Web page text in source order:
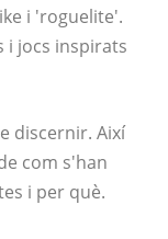
i 'roguelite'.
i jocs inspirats
discernir. Així
com s'han
i per què.